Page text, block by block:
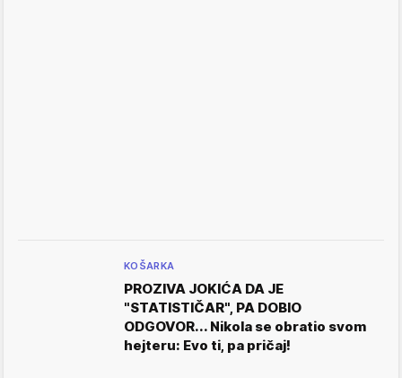
KOŠARKA
PROZIVA JOKIĆA DA JE
"STATISTIČAR", PA DOBIO
ODGOVOR... Nikola se obratio svom
hejteru: Evo ti, pa pričaj!